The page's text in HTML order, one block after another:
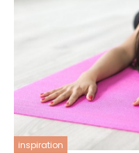
inspiration